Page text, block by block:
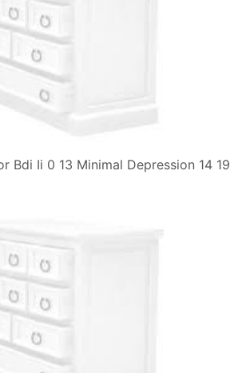
Bdi Ii 0 13 Minimal Depression 14 19